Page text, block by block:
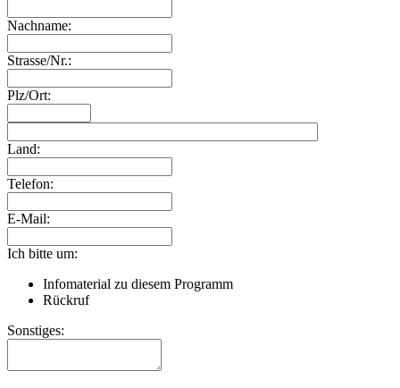
Nachname:
Strasse/Nr.:
Plz/Ort:
Land:
Telefon:
E-Mail:
Ich bitte um:
Infomaterial zu diesem Programm
Rückruf
Sonstiges: